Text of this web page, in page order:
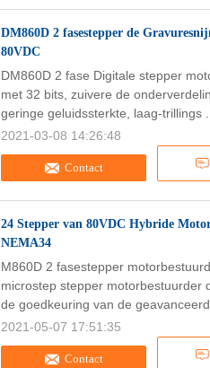
DM860D 2 fasestepper de
80VDC
Contact
DM860D 2 fase Digitale stepper
met 32 bits, zuivere de
geringe geluidssterkte, laag-trillings
2021-03-08 14:26:48
24 Stepper van 80VDC Hybride
NEMA34
Contact
M860D 2 fasestepper
microstep stepper motorbestuurder
de goedkeuring van de
2021-05-07 17:51:35